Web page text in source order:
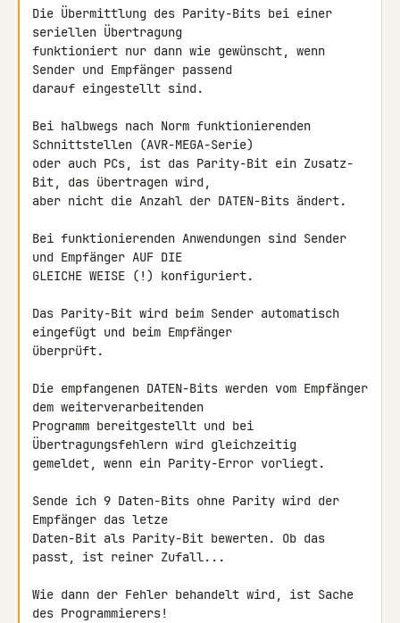
Die Übermittlung des Parity-Bits bei einer
seriellen Übertragung
funktioniert nur dann wie gewünscht, wenn
Sender und Empfänger passend
darauf eingestellt sind.
Bei halbwegs nach Norm funktionierenden
Schnittstellen (AVR-MEGA-Serie)
oder auch PCs, ist das Parity-Bit ein Zusatz-
Bit, das übertragen wird,
aber nicht die Anzahl der DATEN-Bits ändert.
Bei funktionierenden Anwendungen sind Sender
und Empfänger AUF DIE
GLEICHE WEISE (!) konfiguriert.
Das Parity-Bit wird beim Sender automatisch
eingefügt und beim Empfänger
überprüft.
Die empfangenen DATEN-Bits werden vom Empfänger
dem weiterverarbeitenden
Programm bereitgestellt und bei
Übertragungsfehlern wird gleichzeitig
gemeldet, wenn ein Parity-Error vorliegt.
Sende ich 9 Daten-Bits ohne Parity wird der
Empfänger das letze
Daten-Bit als Parity-Bit bewerten. Ob das
passt, ist reiner Zufall...
Wie dann der Fehler behandelt wird, ist Sache
des Programmierers!